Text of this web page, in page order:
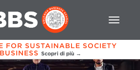
FOR SUSTAINABLE SOCIETY
Scopri di più →